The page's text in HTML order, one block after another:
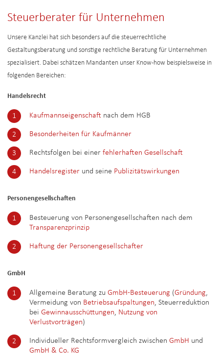
Steuerberater für Unternehmen
Unsere Kanzlei hat sich besonders auf die steuerrechtliche
Gestaltungsberatung und sonstige rechtliche Beratung für Unternehmen
spezialisiert. Dabei schätzen Mandanten unser Know-how beispielsweise in
folgenden Bereichen:
Handelsrecht
Kaufmannseigenschaft nach dem HGB
Besonderheiten für Kaufmänner
Rechtsfolgen bei einer fehlerhaften Gesellschaft
Handelsregister und seine Publizitätswirkungen
Personengesellschaften
Besteuerung von Personengesellschaften nach dem
Transparenzprinzip
Haftung der Personengesellschafter
GmbH
Allgemeine Beratung zu GmbH-Besteuerung (Gründung,
Vermeidung von Betriebsaufspaltungen, Steuerreduktion
bei Gewinnausschüttungen, Nutzung von
Verlustvorträgen)
Individueller Rechtsformvergleich zwischen GmbH und
GmbH & Co. KG